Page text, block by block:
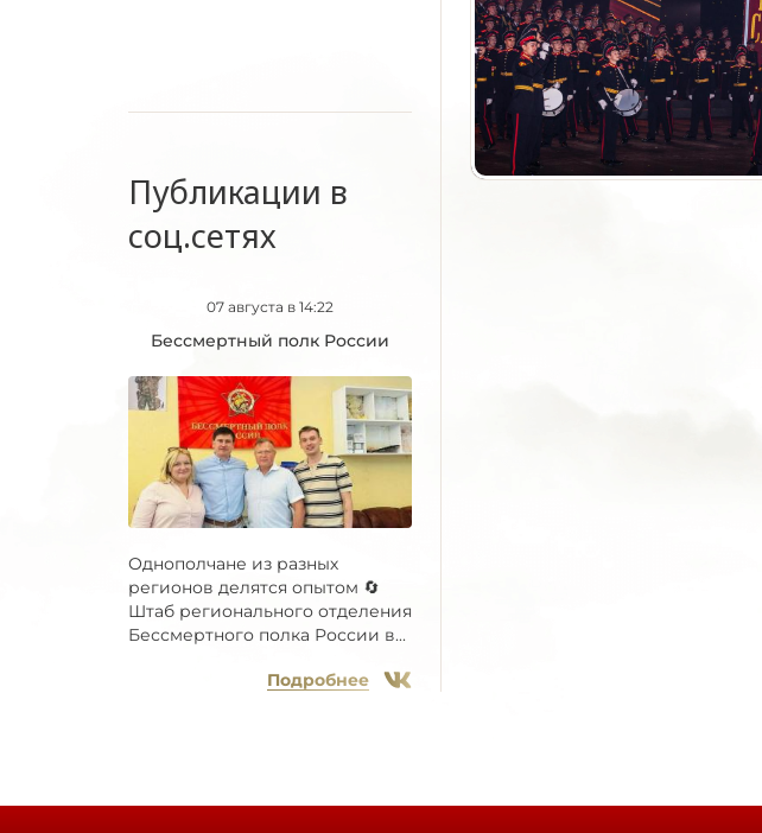
Публикации в
соц.сетях
07 августа в 14:22
Бессмертный полк России
Однополчане из разных
регионов делятся опытом 🔄
Штаб регионального отделения
Бессмертного полка России в...
Подробнее